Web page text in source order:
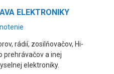
ELEKTRONIKY
rádií, zosilňovačov, Hi-
prehrávačov a inej
elektroniky.